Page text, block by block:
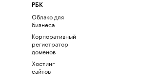
РБК
Облако для
бизнеса
Корпоративный
регистратор
доменов
Хостинг
сайтов